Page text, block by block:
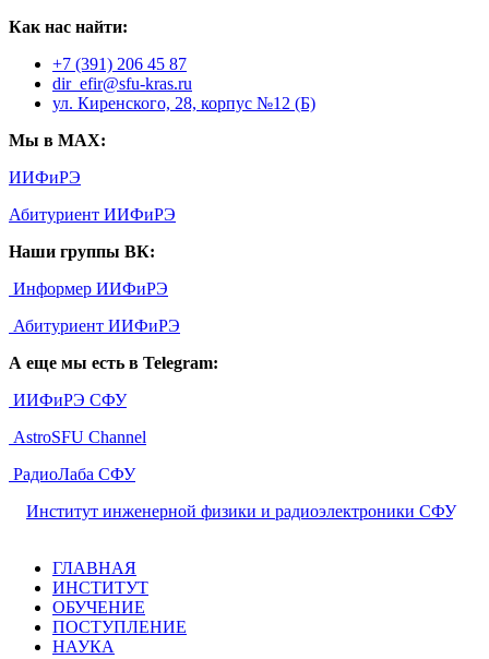
Как нас найти:
+7 (391) 206 45 87
dir_efir@sfu-kras.ru
ул. Киренского, 28, корпус №12 (Б)
Мы в MAX:
ИИФиРЭ
Абитуриент ИИФиРЭ
Наши группы ВК:
Информер ИИФиРЭ
Абитуриент ИИФиРЭ
А еще мы есть в Telegram:
ИИФиРЭ СФУ
AstroSFU Channel
РадиоЛаба СФУ
Институт инженерной физики и радиоэлектроники СФУ,
ГЛАВНАЯ
ИНСТИТУТ
ОБУЧЕНИЕ
ПОСТУПЛЕНИЕ
НАУКА